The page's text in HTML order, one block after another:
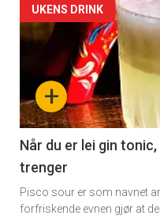
Forsiden
akkurat
nå
-
2
+
UKENS DRINK
Når du er lei gin
trenger
Pisco sour er som navnet
forfriskende evnen gjør at